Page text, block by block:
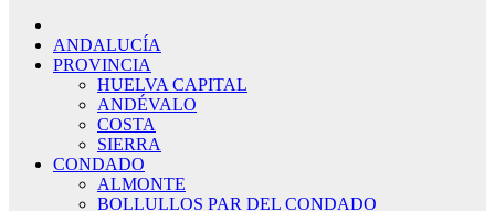
ANDALUCÍA
PROVINCIA
HUELVA CAPITAL
ANDÉVALO
COSTA
SIERRA
CONDADO
ALMONTE
BOLLULLOS PAR DEL CONDADO